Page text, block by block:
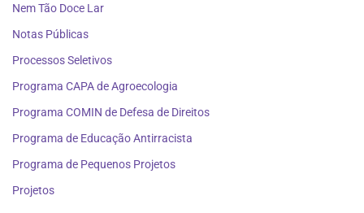
Nem Tão Doce Lar
Notas Públicas
Processos Seletivos
Programa CAPA de Agroecologia
Programa COMIN de Defesa de Direitos
Programa de Educação Antirracista
Programa de Pequenos Projetos
Projetos